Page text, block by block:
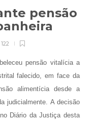
pensão
122
pensão vitalícia a
falecido, em face da
alimentícia desde a
judicialmente. A decisão
Diário da Justiça desta